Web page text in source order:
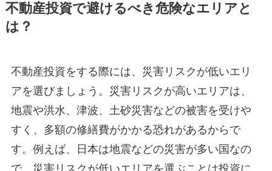
不動産投資で避けるべき危険なエリアと
は？
不動産投資をする際には、災害リスクが低いエリ
アを選びましょう。災害リスクが高いエリアは、
地震や洪水、津波、土砂災害などの被害を受けや
すく、多額の修繕費がかかる恐れがあるからで
す。例えば、日本は地震などの災害が多い国なの
で、災害リスクが低いエリアを選ぶことは投資に